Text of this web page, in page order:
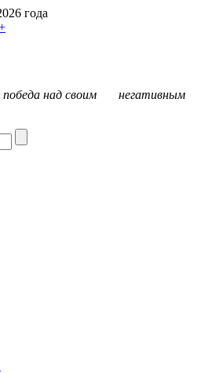
года
– победа над своим негативным